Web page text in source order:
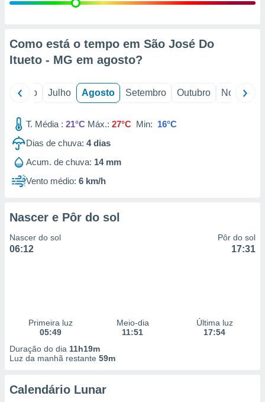
estudos
1199
Como está o tempo em São José Do
Itueto - MG em agosto?
Junho Julho Agosto Setembro Outubro Novembro
T. Média : 21°C Máx.: 27°C Min: 16°C
Dias de chuva: 4dias
Acum. de chuva: 14 mm
Vento médio: 6 km/h
Nascer e Pôr do sol
Nascer do sol
06:12
Pôr do sol
17:31
Primeira luz
05:49
Meio-dia
11:51
Última luz
17:54
Duração do dia 11h19m
Luz da manhã restante 59m
Calendário Lunar